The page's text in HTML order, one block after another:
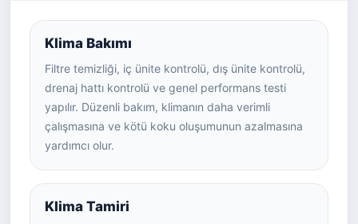
Klima Bakımı
Filtre temizliği, iç ünite kontrolü, dış ünite kontrolü,
drenaj hattı kontrolü ve genel performans testi
yapılır. Düzenli bakım, klimanın daha verimli
çalışmasına ve kötü koku oluşumunun azalmasına
yardımcı olur.
Klima Tamiri